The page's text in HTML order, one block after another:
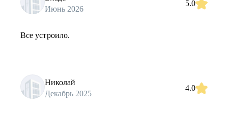
Июнь 2026
5.0
Все устроило.
Николай
Декабрь 2025
4.0